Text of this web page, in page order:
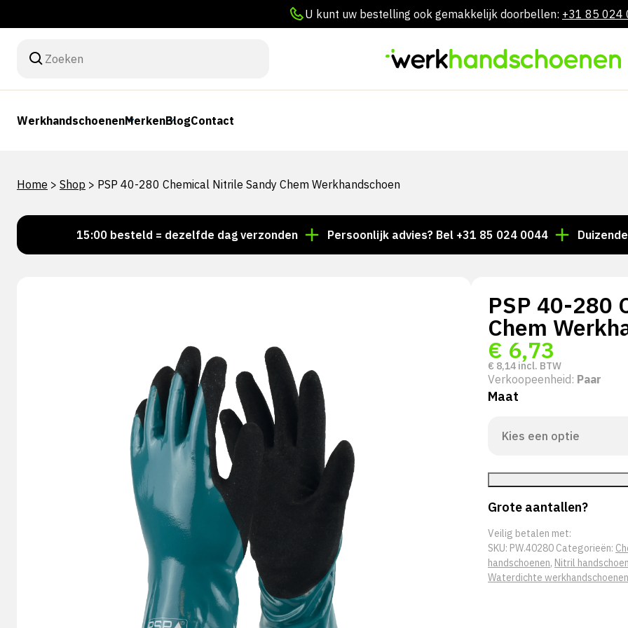
U kunt uw bestelling ook gemakkelijk doorbellen: +31 85 024
WerkhandschoenenMerkenBlogContact
Home > Shop > PSP 40-280 Chemical Nitrile Sandy Chem Werkhandschoen
Voor 15:00 besteld = dezelfde dag verzonden Persoonlijk advies? Bel +31 85 024 0044 Duizenden
PSP 40-280
Chem
€ 6,73
€ 8,14 incl. BTW
Verkoopeenheid: Paar
Maat
Grote aantallen?
Veilig betalen met:
SKU: PW.40280 Categorieën:
handschoenen, Nitril
Waterdichte werkhandschoenen